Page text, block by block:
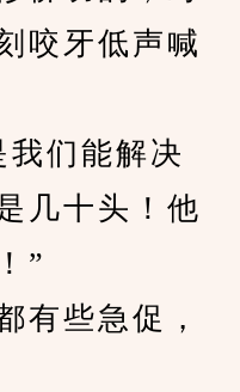
咬牙低声喊
们能解决
几十头！他
”
些急促，